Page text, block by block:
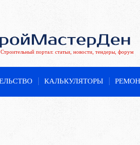
Строительный портал: статьи, новости, тендеры, форум
КАЛЬКУЛЯТОРЫ